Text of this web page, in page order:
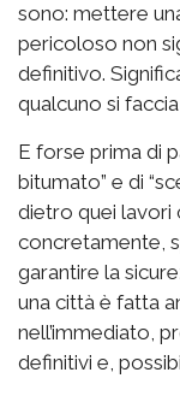
sono: mettere
pericoloso non
definitivo.
qualcuno si
E forse prima di
bitumato” e di
dietro quei lavori
concretamente,
garantire la
una città è fatta
nell’immediato,
definitivi e,